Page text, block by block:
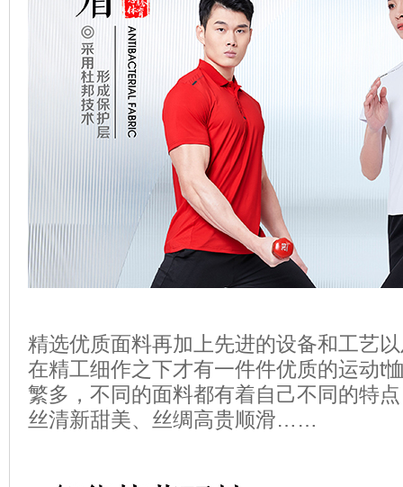
精选优质面料再加上先进的设备和工艺
在精工细作之下才有一件件优质的运动t
繁多，不同的面料都有着自己不同的特
丝清新甜美、丝绸高贵顺滑……